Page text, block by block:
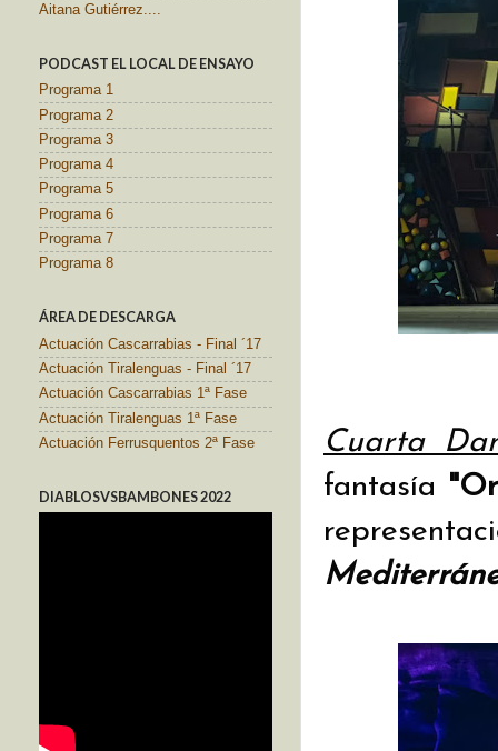
Cuarta
fantasía
Aitana Gutiérrez....
PODCAST EL LOCAL DE ENSAYO
Programa 1
Programa 2
Programa 3
Programa 4
Programa 5
Programa 6
Programa 7
Programa 8
ÁREA DE DESCARGA
Actuación Cascarrabias - Final ´17
Actuación Tiralenguas - Final ´17
Actuación Cascarrabias 1ª Fase
Actuación Tiralenguas 1ª Fase
Actuación Ferrusquentos 2ª Fase
DIABLOSVSBAMBONES 2022